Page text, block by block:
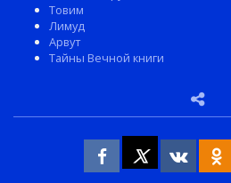
Товим
Лимуд
Арвут
Тайны Вечной книги